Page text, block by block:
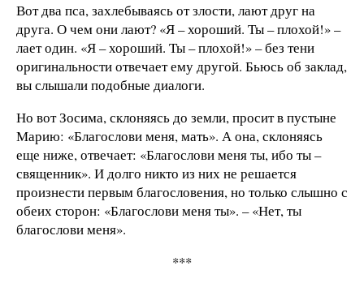
Вот два пса, захлебываясь от злости, лают друг на
друга. О чем они лают? «Я – хороший. Ты – плохой!» –
лает один. «Я – хороший. Ты – плохой!» – без тени
оригинальности отвечает ему другой. Бьюсь об заклад,
вы слышали подобные диалоги.
Но вот Зосима, склоняясь до земли, просит в пустыне
Марию: «Благослови меня, мать». А она, склоняясь
еще ниже, отвечает: «Благослови меня ты, ибо ты –
священник». И долго никто из них не решается
произнести первым благословения, но только слышно с
обеих сторон: «Благослови меня ты». – «Нет, ты
благослови меня».
***